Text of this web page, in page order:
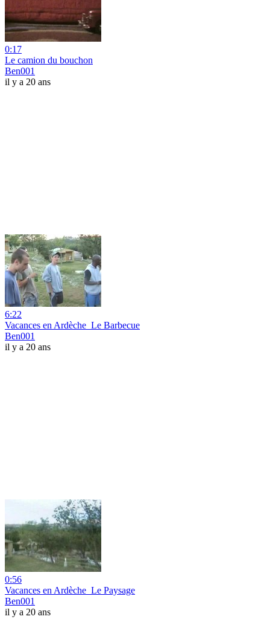
0:17
Le camion du bouchon
Ben001
il y a 20 ans
6:22
Vacances en Ardèche_Le Barbecue
Ben001
il y a 20 ans
0:56
Vacances en Ardèche_Le Paysage
Ben001
il y a 20 ans